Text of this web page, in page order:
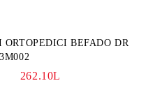
ORTOPEDICI BEFADO DR
262.10L